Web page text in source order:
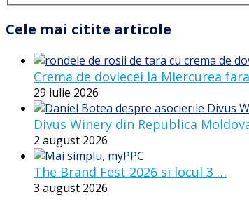
Cele mai citite articole
Crema de dovlecei la Miercurea
29 iulie 2026
Divus Winery din Republica
2 august 2026
The Brand Fest 2026 si locul 3 …
3 august 2026